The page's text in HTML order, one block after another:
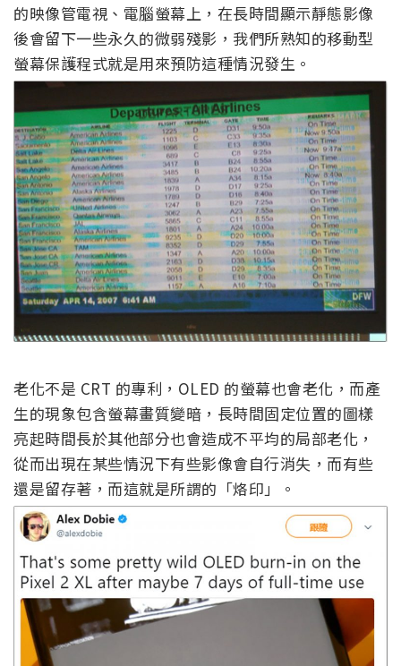
的映像管電視、電腦螢幕上，在長時間顯示靜態影像
後會留下一些永久的微弱殘影，我們所熟知的移動型
螢幕保護程式就是用來預防這種情況發生。
老化不是 CRT 的專利，OLED 的螢幕也會老化，而產
生的現象包含螢幕畫質變暗，長時間固定位置的圖樣
亮起時間長於其他部分也會造成不平均的局部老化，
從而出現在某些情況下有些影像會自行消失，而有些
還是留存著，而這就是所謂的「烙印」。